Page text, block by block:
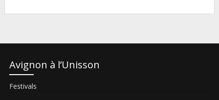
Avignon à l’Unisson
Festivals